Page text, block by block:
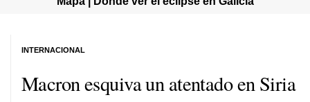
Macron esquiva un atentado en Siria
INTERNACIONAL